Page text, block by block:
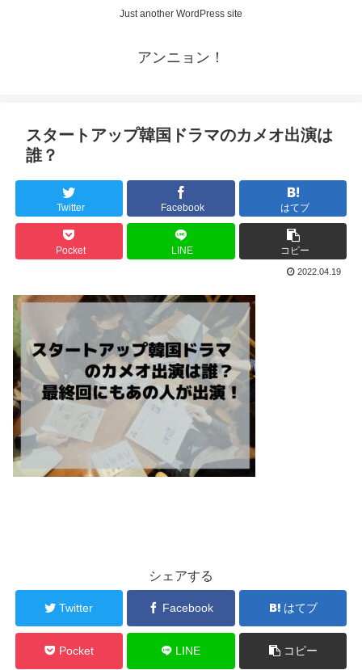
Just another WordPress site
アンニョン！
スタートアップ韓国ドラマのカメオ出演は
誰？
Twitter Facebook はてブ
Pocket LINE コピー
2022.04.19
シェアする
Twitter Facebook はてブ
Pocket LINE コピー